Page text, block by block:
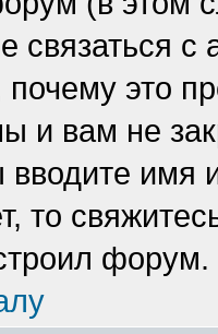
связаться
почему это
и вам не
вводите
то
форум.